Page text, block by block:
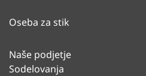
Oseba za stik
Naše podjetje
Sodelovanja